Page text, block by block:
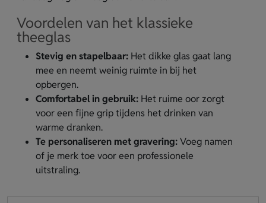
Voordelen van het klassieke
theeglas
Stevig en stapelbaar: Het dikke glas gaat lang
mee en neemt weinig ruimte in bij het
opbergen.
Comfortabel in gebruik: Het ruime oor zorgt
voor een fijne grip tijdens het drinken van
warme dranken.
Te personaliseren met gravering:Voeg namen
of je merk toe voor een professionele
uitstraling.